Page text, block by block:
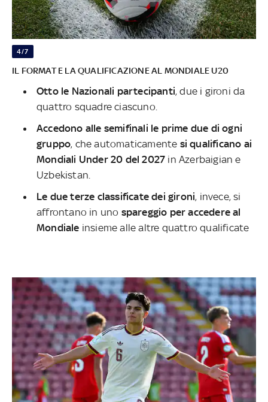
4/7
IL FORMAT E LA QUALIFICAZIONE AL MONDIALE U20
Otto le Nazionali partecipanti, due i gironi da
quattro squadre ciascuno.
Accedono alle semifinali le prime due di ogni
gruppo, che automaticamente si qualificano ai
Mondiali Under 20 del 2027 in Azerbaigian e
Uzbekistan.
Le due terze classificate dei gironi, invece, si
affrontano in uno spareggio per accedere al
Mondiale insieme alle altre quattro qualificate